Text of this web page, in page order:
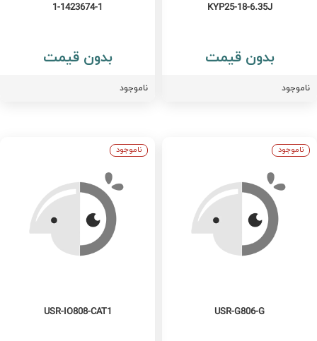
KYP25-18-6.35J
بدون قیمت
1-1423674-1
بدون قیمت
ناموجود
USR-G806-G
ناموجود
USR-IO808-CAT1
ناموجود